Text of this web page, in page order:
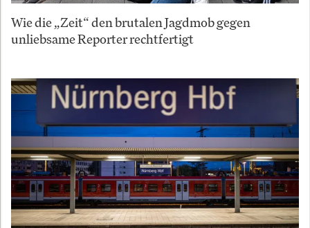
Wie die „Zeit“ den brutalen Jagdmob gegen
unliebsame Reporter rechtfertigt